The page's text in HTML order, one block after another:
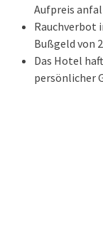
Aufpreis
Rauchverbot
Bußgeld von
Das Hotel
persönlicher